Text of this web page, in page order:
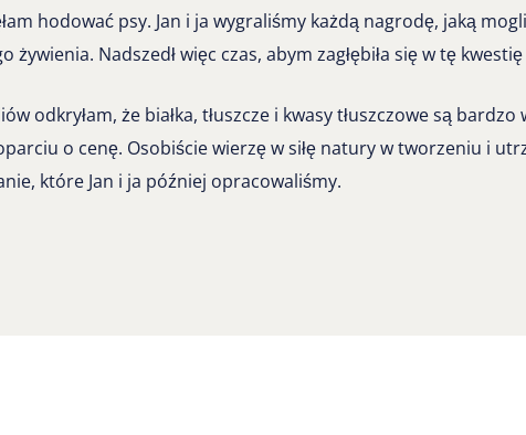
hodować psy. Jan i ja wygraliśmy każdą nagrodę, jaką
Nadszedł więc czas, abym zagłębiła się w tę kwestię
odkryłam, że białka, tłuszcze i kwasy tłuszczowe są
o cenę. Osobiście wierzę w siłę natury w tworzeniu i
które Jan i ja później opracowaliśmy.